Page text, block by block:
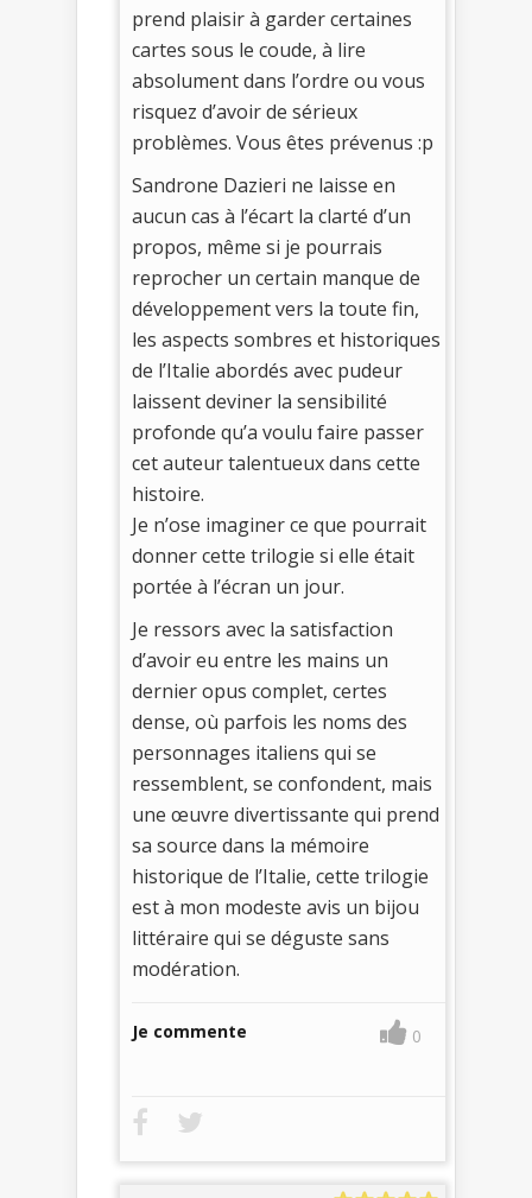
prend plaisir à garder certaines
cartes sous le coude, à lire
absolument dans l’ordre ou vous
risquez d’avoir de sérieux
problèmes. Vous êtes prévenus :p
Sandrone Dazieri ne laisse en
aucun cas à l’écart la clarté d’un
propos, même si je pourrais
reprocher un certain manque de
développement vers la toute fin,
les aspects sombres et historiques
de l’Italie abordés avec pudeur
laissent deviner la sensibilité
profonde qu’a voulu faire passer
cet auteur talentueux dans cette
histoire.
Je n’ose imaginer ce que pourrait
donner cette trilogie si elle était
portée à l’écran un jour.
Je ressors avec la satisfaction
d’avoir eu entre les mains un
dernier opus complet, certes
dense, où parfois les noms des
personnages italiens qui se
ressemblent, se confondent, mais
une œuvre divertissante qui prend
sa source dans la mémoire
historique de l’Italie, cette trilogie
est à mon modeste avis un bijou
littéraire qui se déguste sans
modération.
Je commente 0